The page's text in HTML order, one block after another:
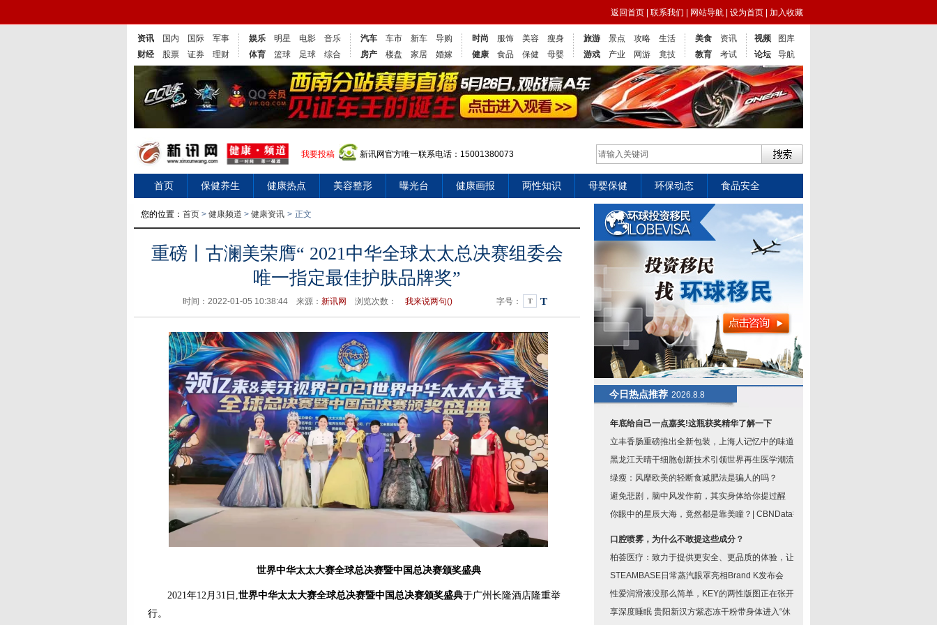
返回首页 联系我们 网站导航 设为首页 加入收藏
资讯 国内 国际
军事
财经
股票 证券 理财
娱乐 明星 电影
音乐
体育
篮球 足球 综合
汽车 车市 新车
导购
房产
楼盘 家居 婚嫁
时尚 服饰 美容
瘦身
健康
食品 保健 母婴
旅游 景点 攻略
生活
游戏
产业 网游 竟技
美食
资讯
教育
考试
视频
图库
论坛
导航
我要投稿 新讯网官方唯一联系电话：15001380073
首页 保健养生 健康热点 美容整形 曝光台 健康画报 两性知识 母婴保健 环保动态 食品安全
您的位置： 首页 > 健康频道 > 健康资讯 > 正文
重磅丨古澜美荣膺“ 2021中华全球太太总决赛组委会
唯一指定最佳护肤品牌奖”
时间：2022-01-05 10:38:44 来源： 新讯网 浏览次数： 我来说两句() 字号： T T
世界中华太太大赛全球总决赛暨中国总决赛颁奖盛典
2021年12月31日,世界中华太太大赛全球总决赛暨中国总决赛颁奖盛典于广州长隆酒店隆重举
行。
今日热点推荐 2026.8.8
年底给自己一点嘉奖!这瓶获奖精华了解一下
立丰香肠重磅推出全新包装，上海人记忆中的味道又
黑龙江天晴干细胞创新技术引领世界再生医学潮流
绿瘦：风靡欧美的轻断食减肥法是骗人的吗？
避免悲剧，脑中风发作前，其实身体给你提过醒
你眼中的星辰大海，竟然都是靠美瞳？| CBNData报
口腔喷雾，为什么不敢提这些成分？
柏荟医疗：致力于提供更安全、更品质的体验，让求
STEAMBASE日常蒸汽眼罩亮相Brand K发布会
性爱润滑液没那么简单，KEY的两性版图正在张开
享深度睡眠 贵阳新汉方紫态冻干粉带身体进入“休